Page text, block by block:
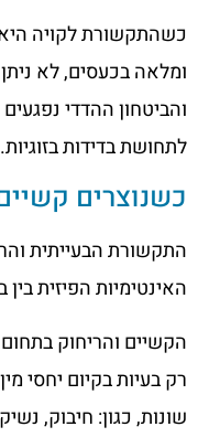
כשהתקשורת לקויה
ומלאה בכעסים, לא
והביטחון ההדדי
לתחושת בדידות בזוגיות.
כשנוצרים
התקשורת הבעייתית
האינטימיות הפיזית בין
הקשיים והריחוק
רק בעיות בקיום יחסי
שונות, כגון: חיבוק,